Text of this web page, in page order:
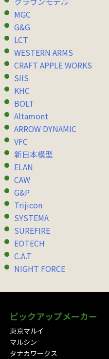
MGC
G&G
LCT
WESTERN ARMS
CRAFT APPLE WORKS
SIIS
KHC
BOLT
Altamont
ARROW DYNAMIC
VFC
新日本模型
ELAN
CAW
G&P
Trijicon
SYSTEMA
SUREFIRE
EOTECH
C.A.T
NIGHT FORCE
ピックアップメーカー
東京マルイ
マルシン
タナカワークス